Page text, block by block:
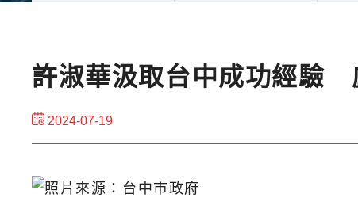
許淑華汲取台中成功經驗
2024-07-19